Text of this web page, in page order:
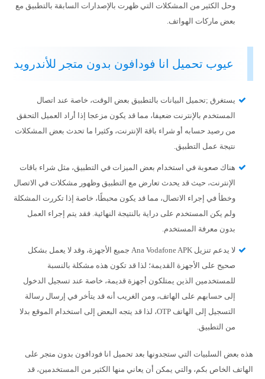
وحل الكثير من المشكلات التي ظهرت بالإصدارات السابقة بالتطبيق مع
بعض ماركات الهواتف.
عيوب تحميل انا فودافون بدون متجر للأندرويد
يستغرق ;تحميل البيانات بالتطبيق بعض الوقت، خاصة عند اتصال
المستخدم بالإنترنت ضعيفا، مما قد يكون مزعجا إذا أراد العميل التحقق
من رصيد حسابه أو شراء باقة الإنترنت، وكثيرا ما تحدث بعض المشكلات
نتيجة عمل التطبيق.
هناك صعوبة في استخدام بعض الميزات في التطبيق، مثل شراء باقات
الإنترنت، حيث قد يحدث تعارض مع التطبيق وظهور مشكلات في الاتصال
وخطأ في إجراء الاتصال، مما قد يكون محبطًا، خاصة إذا تكررت المشكلة
ولم يكن المستخدم على دراية بالنتيجة النهائية. فقد يتم إجراء العمل
بدون معرفة المستخدم.
لا يدعم تنزيل Ana Vodafone APK جميع الأجهزة، وقد لا يعمل بشكل
صحيح على الأجهزة القديمة؛ لذا قد تكون هذه مشكلة بالنسبة
للمستخدمين الذين يمتلكون أجهزة قديمة، خاصة عند تسجيل الدخول
إلى حسابهم على الهاتف، ومن الغريب أنه قد يتأخر في إرسال رسالة
التسجيل إلى الهاتف OTP، لذا قد يتجه البعض إلى استخدام الموقع بدلا
من التطبيق.
هذه بعض السلبيات التي ستجدونها بعد تحميل انا فودافون بدون متجر على
الهاتف الخاص بكم، والتي يمكن أن يعاني منها الكثير من المستخدمين، قد